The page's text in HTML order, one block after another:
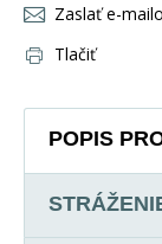
Zaslať e-
Tlačiť
POPIS